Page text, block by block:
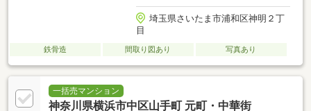
埼玉県さいたま市浦和区神明２丁
目
鉄骨造 間取り図あり 写真あり
一括売マンション
神奈川県横浜市中区山手町 元町・中華街